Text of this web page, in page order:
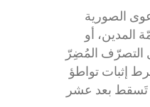
الصورية
المدين، أو
التصرّف المُضِرّ
278)، شرط إثبات تواطؤ
بعد عشر